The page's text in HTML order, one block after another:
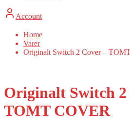
Account
Home
Varer
Originalt Switch 2 Cover –
Originalt Switch 2
TOMT COVER